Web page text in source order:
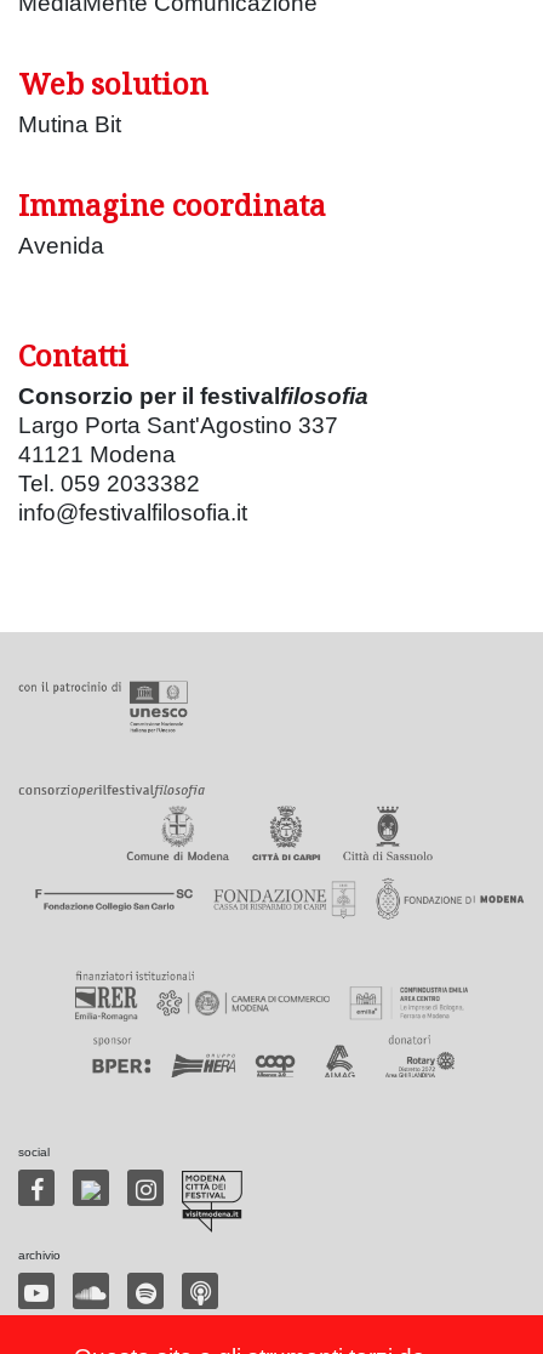
Web solution
Mutina Bit
Immagine coordinata
Avenida
Contatti
Consorzio per il festival filosofia
Largo Porta Sant'Agostino 337
41121 Modena
Tel. 059 2033382
info@festivalfilosofia.it
social
archivio